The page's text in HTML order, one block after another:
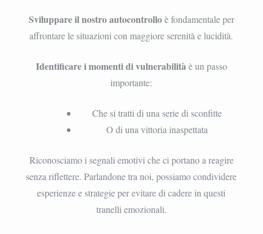
Sviluppare il nostro autocontrolloè fondamentale per
affrontare le situazioni con maggiore serenità e lucidità.
Identificare i momenti di vulnerabilitàè un passo
importante:
Che si tratti di una serie di sconfitte
O di una vittoria inaspettata
Riconosciamo i segnali emotivi che ci portano a reagire
senza riflettere. Parlandone tra noi, possiamo condividere
esperienze e strategie per evitare di cadere in questi
tranelli emozionali.